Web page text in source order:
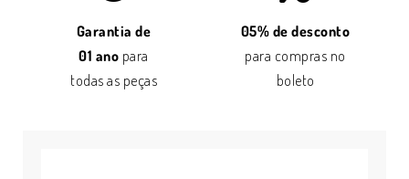
Garantia de
01 ano para
todas as peças
05% de desconto
para compras no
boleto